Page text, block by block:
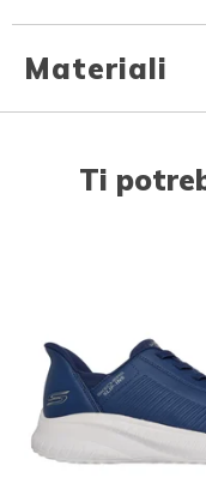
Materiali
Ti